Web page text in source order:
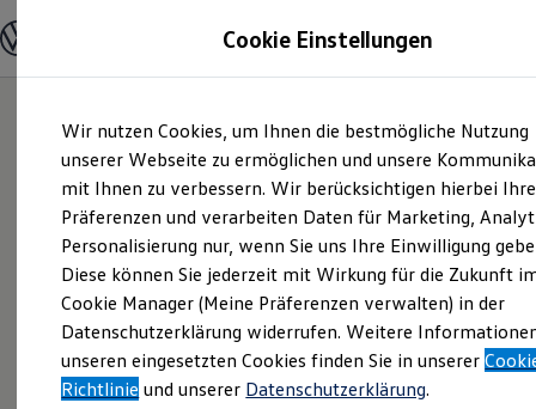
Hauptinhalt
springen
Footer
springen
Modelle und Konfigurator
Modelle vergleichen
Elektroautos
ENERGY Sondermodelle
Nutzfahrzeuge
SUV und CUV
Familienautos
Kombis
Kompaktwagen
Sportwagen
Schnell verfügbare Fahrzeuge
Angebote und Produkte
Aktuelle Angebote
E-Auto-Förderung
Volkswagen Marktplatz
Cookie Einstellungen
Wir nutzen Cookies, um Ihnen die bestmögliche Nutzung
unserer Webseite zu ermöglichen und unsere
mit Ihnen zu verbessern. Wir berücksichtigen hierbei Ihre
Präferenzen und verarbeiten Daten für Marketing,
Personalisierung nur, wenn Sie uns Ihre Einwilligung
Diese können Sie jederzeit mit Wirkung für die Zukunft
Cookie Manager (Meine Präferenzen verwalten) in der
Datenschutzerklärung widerrufen. Weitere
unseren eingesetzten Cookies finden Sie in unserer
Richtlinie und unserer Datenschutzerklärung.